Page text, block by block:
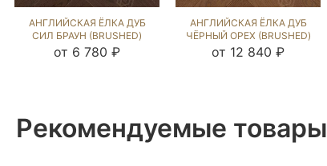
АНГЛИЙСКАЯ ЁЛКА ДУБ
СИЛ БРАУН (BRUSHED)
136548
от 6 780 ₽
АНГЛИЙСКАЯ ЁЛКА ДУБ
ЧЁРНЫЙ ОРЕХ (BRUSHED)
213091
от 12 840 ₽
Рекомендуемые товары